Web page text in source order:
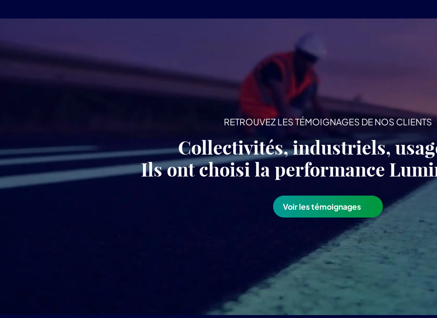
RETROUVEZ LES TÉMOIGNAGES DE NOS CLIENTS
Collectivités, industriels,
Ils ont choisi la performance
Voir les témoignages